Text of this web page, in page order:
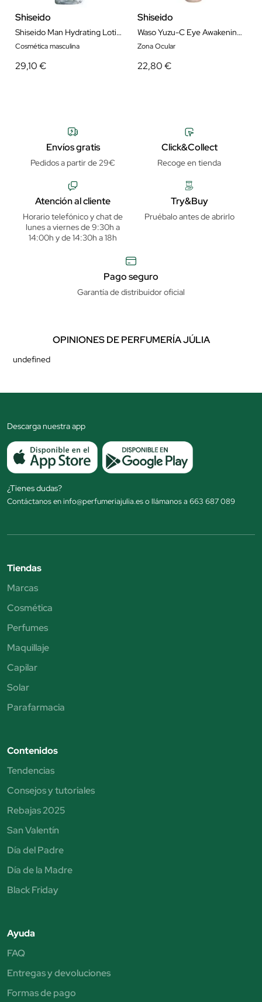
Shiseido
Shiseido Man Hydrating Lotion 150 ml
Cosmética masculina
29,10 €
Shiseido
Waso Yuzu-C Eye Awakening Essence
Zona Ocular
22,80 €
Envíos gratis
Pedidos a partir de 29€
Click&Collect
Recoge en tienda
Atención al cliente
Horario telefónico y chat de
lunes a viernes de 9:30h a
14:00h y de 14:30h a 18h
Try&Buy
Pruébalo antes de abrirlo
Pago seguro
Garantía de distribuidor oficial
OPINIONES DE PERFUMERÍA JÚLIA
undefined
Descarga nuestra app
¿Tienes dudas?
Contáctanos en info@perfumeriajulia.es o llámanos a 663 687 089
Tiendas
Marcas
Cosmética
Perfumes
Maquillaje
Capilar
Solar
Parafarmacia
Contenidos
Tendencias
Consejos y tutoriales
Rebajas 2025
San Valentín
Día del Padre
Día de la Madre
Black Friday
Ayuda
FAQ
Entregas y devoluciones
Formas de pago